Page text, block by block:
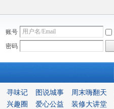
账号
密码
寻味记 图说城事 周末嗨翻天
兴趣圈
爱心公益 装修大讲堂